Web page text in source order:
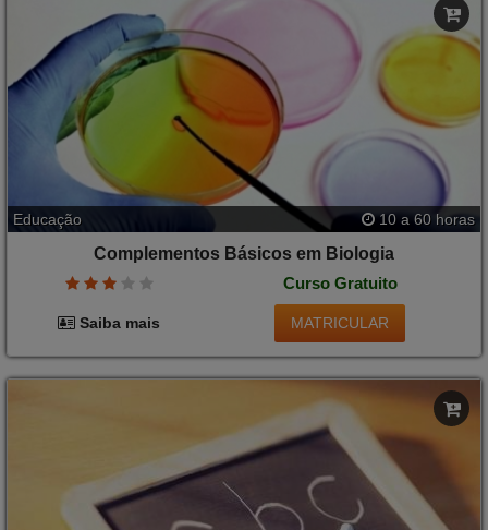
Educação 10 a 60 horas
Complementos Básicos em Biologia
Curso Gratuito
Saiba mais MATRICULAR